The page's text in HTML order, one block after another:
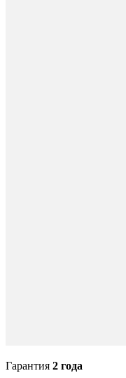
Гарантия 2 года